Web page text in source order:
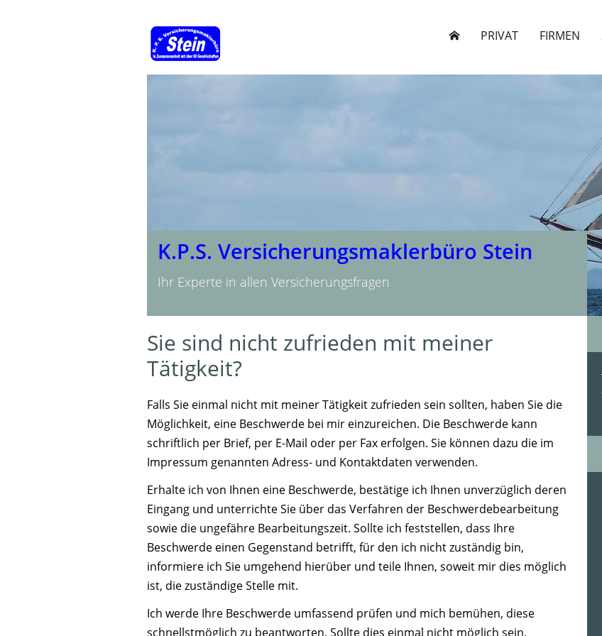
PRIVAT FIRMEN
K.P.S. Versicherungsmaklerbüro Stein
Ihr Experte in allen Versicherungsfragen
Sie sind nicht zufrieden mit meiner
Tätigkeit?
Falls Sie einmal nicht mit meiner Tätigkeit zufrieden sein sollten, haben Sie die
Möglichkeit, eine Beschwerde bei mir einzureichen. Die Beschwerde kann
schriftlich per Brief, per E-Mail oder per Fax erfolgen. Sie können dazu die im
Impressum genannten Adress- und Kontaktdaten verwenden.
Erhalte ich von Ihnen eine Beschwerde, bestätige ich Ihnen unverzüglich deren
Eingang und unterrichte Sie über das Verfahren der Beschwerdebearbeitung
sowie die ungefähre Bearbeitungszeit. Sollte ich feststellen, dass Ihre
Beschwerde einen Gegenstand betrifft, für den ich nicht zuständig bin,
informiere ich Sie umgehend hierüber und teile Ihnen, soweit mir dies möglich
ist, die zuständige Stelle mit.
Ich werde Ihre Beschwerde umfassend prüfen und mich bemühen, diese
schnellstmöglich zu beantworten. Sollte dies einmal nicht möglich sein,